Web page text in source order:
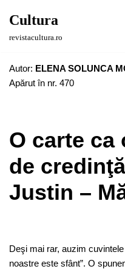
Sari
Cultura
revistacultura.ro
Autor: ELENA SOLUNCA
Apărut în nr. 470
O carte ca
de
Justin –
Deşi mai rar, auzim
noastre este sfânt”. O